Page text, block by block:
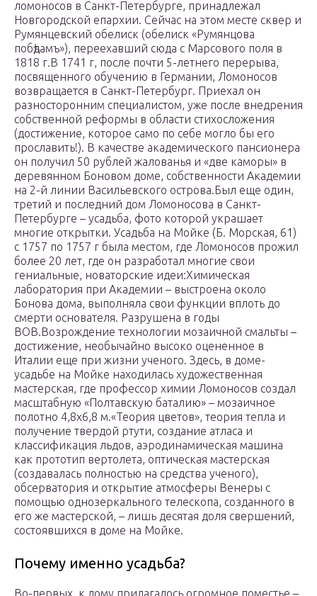
ломоносов в Санкт-Петербурге, принадлежал
Новгородской епархии. Сейчас на этом месте сквер и
Румянцевский обелиск (обелиск «Румянцова
побѣдамъ»), переехавший сюда с Марсового поля в
1818 г.В 1741 г, после почти 5-летнего перерыва,
посвященного обучению в Германии, Ломоносов
возвращается в Санкт-Петербург. Приехал он
разносторонним специалистом, уже после внедрения
собственной реформы в области стихосложения
(достижение, которое само по себе могло бы его
прославить!). В качестве академического пансионера
он получил 50 рублей жалованья и «две каморы» в
деревянном Боновом доме, собственности Академии
на 2-й линии Васильевского острова.Был еще один,
третий и последний дом Ломоносова в Санкт-
Петербурге – усадьба, фото которой украшает
многие открытки. Усадьба на Мойке (Б. Морская, 61)
с 1757 по 1757 г была местом, где Ломоносов прожил
более 20 лет, где он разработал многие свои
гениальные, новаторские идеи:Химическая
лаборатория при Академии – выстроена около
Бонова дома, выполняла свои функции вплоть до
смерти основателя. Разрушена в годы
ВОВ.Возрождение технологии мозаичной смальты –
достижение, необычайно высоко оцененное в
Италии еще при жизни ученого. Здесь, в доме-
усадьбе на Мойке находилась художественная
мастерская, где профессор химии Ломоносов создал
масштабную «Полтавскую баталию» – мозаичное
полотно 4,8х6,8 м.«Теория цветов», теория тепла и
получение твердой ртути, создание атласа и
классификация льдов, аэродинамическая машина
как прототип вертолета, оптическая мастерская
(создавалась полностью на средства ученого),
обсерватория и открытие атмосферы Венеры с
помощью однозеркального телескопа, созданного в
его же мастерской, – лишь десятая доля свершений,
состоявшихся в доме на Мойке.
Почему именно усадьба?
Во-первых, к дому прилагалось огромное поместье –